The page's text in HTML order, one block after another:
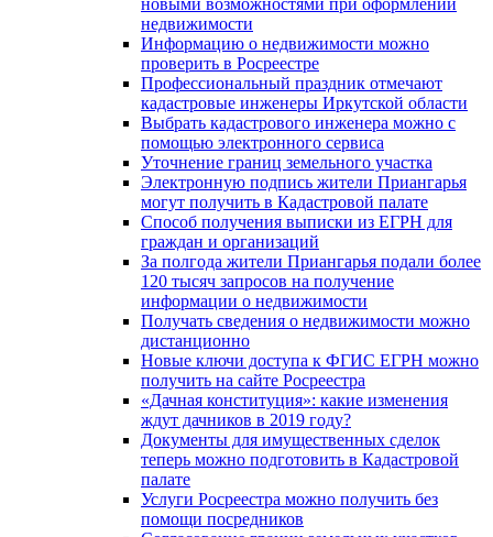
недвижимости
Информацию о недвижимости можно
проверить в Росреестре
Профессиональный праздник отмечают
кадастровые инженеры Иркутской области
Выбрать кадастрового инженера можно с
помощью электронного сервиса
Уточнение границ земельного участка
Электронную подпись жители Приангарья
могут получить в Кадастровой палате
Способ получения выписки из ЕГРН для
граждан и организаций
За полгода жители Приангарья подали более
120 тысяч запросов на получение
информации о недвижимости
Получать сведения о недвижимости можно
дистанционно
Новые ключи доступа к ФГИС ЕГРН можно
получить на сайте Росреестра
«Дачная конституция»: какие изменения
ждут дачников в 2019 году?
Документы для имущественных сделок
теперь можно подготовить в Кадастровой
палате
Услуги Росреестра можно получить без
помощи посредников